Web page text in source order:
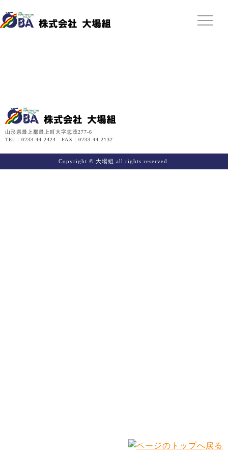
山形県最上郡最上町大字志茂277-6
TEL：0233-44-2424 FAX：0233-44-2132
Copyright © 大場組 all rights reserved.